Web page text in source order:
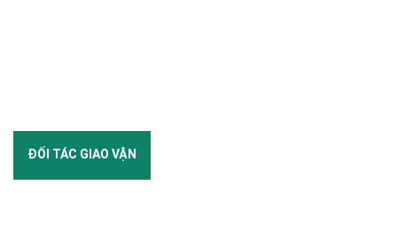
ĐỐI TÁC GIAO VẬN